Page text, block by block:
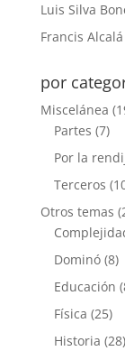
Luis Silva
Francis Alcalá
por
Miscelánea
Partes (7)
Por la
Terceros
Otros temas
Dominó(8)
Educación
Física (25)
Historia (28)